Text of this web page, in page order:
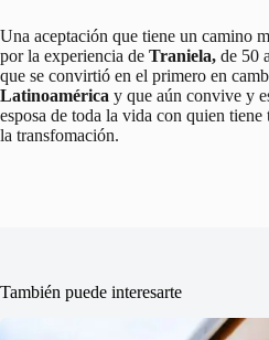
Una aceptación que tiene un camino
por la experiencia de Traniela, de 50
que se convirtió en el primero en
Latinoamérica y que aún convive y
esposa de toda la vida con quien tiene
la transfomación.
También puede interesarte